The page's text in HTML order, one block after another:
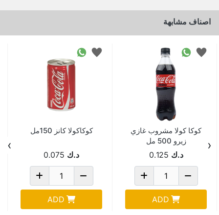
اصناف مشابهة
كوكا كولا مشروب غازي
زيرو 500 مل
د.ك 0.125
ADD
كوكاكولا كانز 150مل
د.ك 0.075
ADD
‹
›